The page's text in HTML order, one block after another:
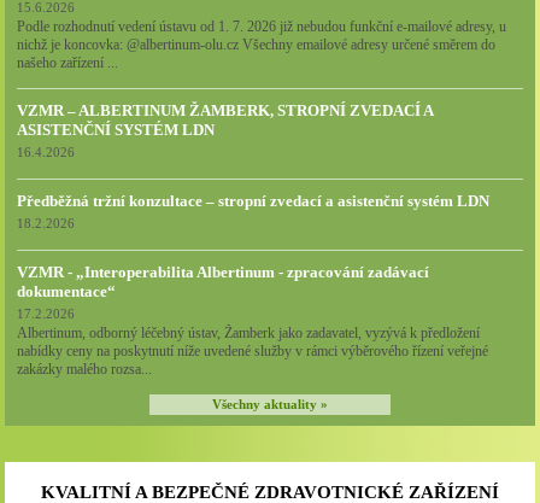
15.6.2026
Podle rozhodnutí vedení ústavu od 1. 7. 2026 již nebudou funkční e-mailové adresy, u
nichž je koncovka: @albertinum-olu.cz Všechny emailové adresy určené směrem do
našeho zařízení ...
VZMR – ALBERTINUM ŽAMBERK, STROPNÍ ZVEDACÍ A
ASISTENČNÍ SYSTÉM LDN
16.4.2026
Předběžná tržní konzultace – stropní zvedací a asistenční systém LDN
18.2.2026
VZMR - „Interoperabilita Albertinum - zpracování zadávací
dokumentace“
17.2.2026
Albertinum, odborný léčebný ústav, Žamberk jako zadavatel, vyzývá k předložení
nabídky ceny na poskytnutí níže uvedené služby v rámci výběrového řízení veřejné
zakázky malého rozsa...
Všechny aktuality »
KVALITNÍ A BEZPEČNÉ ZDRAVOTNICKÉ ZAŘÍZENÍ